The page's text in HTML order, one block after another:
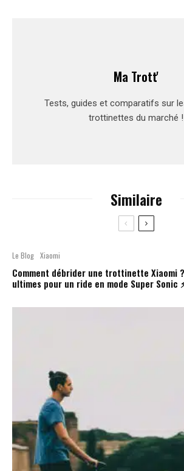
Ma Trott'
Tests, guides et comparatifs sur
trottinettes du marché !
Similaire
Le Blog Xiaomi
Comment débrider une trottinette Xiaomi
ultimes pour un ride en mode Super Sonic